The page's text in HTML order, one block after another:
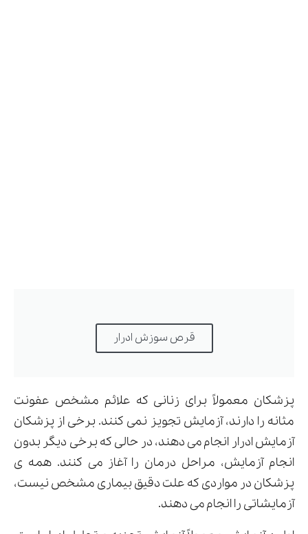
قرص سوزش ادرار
پزشکان معمولاً برای زنانی که علائم مشخص عفونت
مثانه را دارند، آزمایش تجویز نمی کنند. برخی از پزشکان
آزمایش ادرار انجام می دهند، در حالی که برخی دیگر بدون
انجام آزمایش، مراحل درمان را آغاز می کنند. همه ی
پزشکان در مواردی که علت دقیق بیماری مشخص نیست،
آزمایشاتی را انجام می دهند.